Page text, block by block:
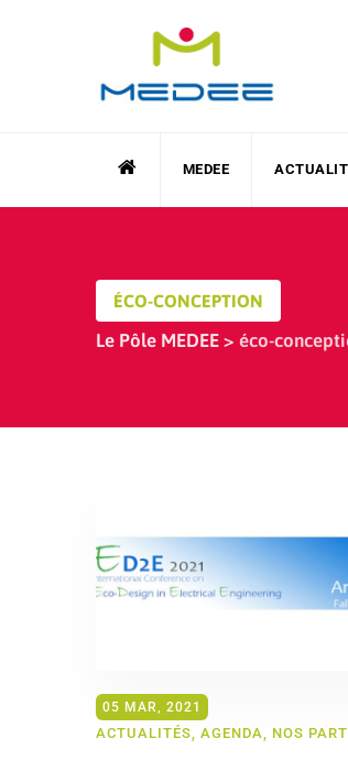
MEDEE
ÉCO-CONCEPTION
Le Pôle MEDEE > éco-
05 MAR, 2021
ACTUALITÉS AGENDA NOS